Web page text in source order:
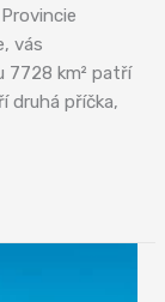
vás
7728 km² patří
druhá příčka,